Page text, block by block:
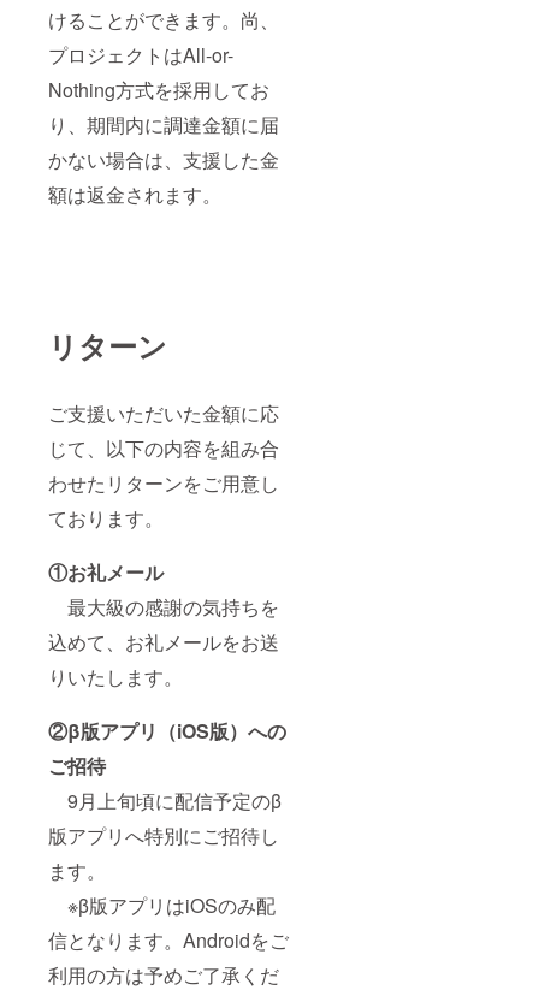
けることができます。尚、
プロジェクトはAll-or-
Nothing方式を採用してお
り、期間内に調達金額に届
かない場合は、支援した金
額は返金されます。
リターン
ご支援いただいた金額に応
じて、以下の内容を組み合
わせたリターンをご用意し
ております。
①お礼メール
最大級の感謝の気持ちを
込めて、お礼メールをお送
りいたします。
②β版アプリ（iOS版）への
ご招待
9月上旬頃に配信予定のβ
版アプリへ特別にご招待し
ます。
※β版アプリはiOSのみ配
信となります。Androidをご
利用の方は予めご了承くだ